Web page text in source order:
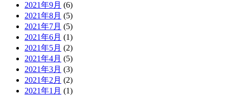
2021年9月 (6)
2021年8月 (5)
2021年7月 (5)
2021年6月 (1)
2021年5月 (2)
2021年4月 (5)
2021年3月 (3)
2021年2月 (2)
2021年1月 (1)